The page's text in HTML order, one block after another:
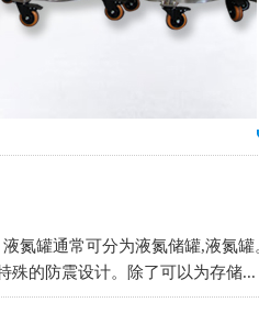
氮罐通常可分为液氮储罐,液氮
殊的防震设计。除了可以为存储...